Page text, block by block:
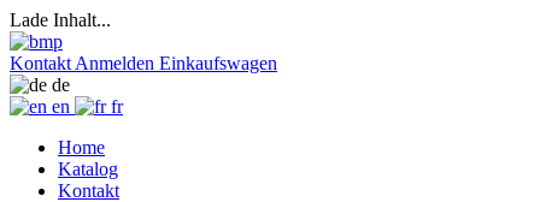
Lade Inhalt...
Kontakt Anmelden Einkaufswagen
de
en
fr
Home
Katalog
Kontakt